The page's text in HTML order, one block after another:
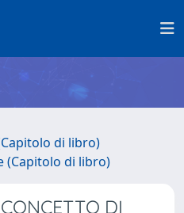
di libro)
(Capitolo di libro)
DI